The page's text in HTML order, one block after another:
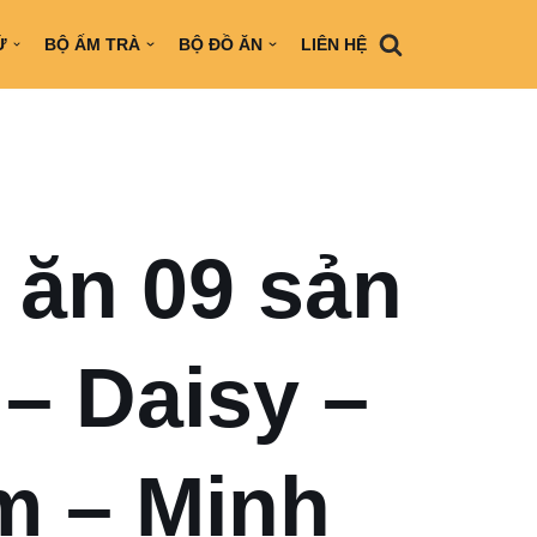
BỘ ẤM TRÀ BỘ ĐỒ ĂN LIÊN HỆ
09 sản
Daisy –
– Minh